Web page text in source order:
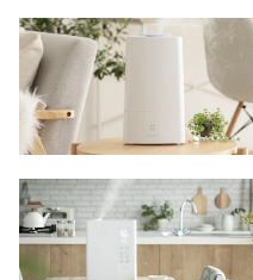
ン
ン
商
品